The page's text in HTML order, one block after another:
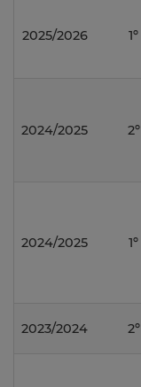
2025/2026 1º
2024/2025 2º
2024/2025 1º
2023/2024 2º